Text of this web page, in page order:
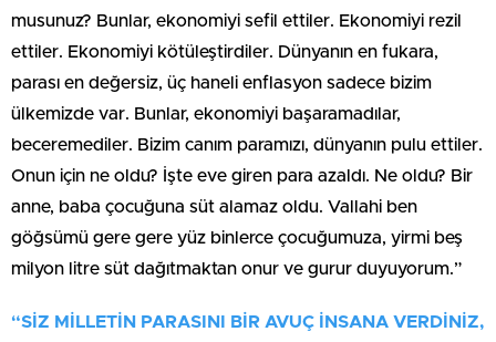
musunuz? Bunlar, ekonomiyi sefil ettiler. Ekonomiyi rezil
ettiler. Ekonomiyi kötüleştirdiler. Dünyanın en fukara,
parası en değersiz, üç haneli enflasyon sadece bizim
ülkemizde var. Bunlar, ekonomiyi başaramadılar,
beceremediler. Bizim canım paramızı, dünyanın pulu ettiler.
Onun için ne oldu? İşte eve giren para azaldı. Ne oldu? Bir
anne, baba çocuğuna süt alamaz oldu. Vallahi ben
göğsümü gere gere yüz binlerce çocuğumuza, yirmi beş
milyon litre süt dağıtmaktan onur ve gurur duyuyorum.”
“SİZ MİLLETİN PARASINI BİR AVUÇ İNSANA VERDİNİZ,